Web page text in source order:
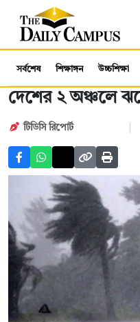
সর্বশেষ শিক্ষাঙ্গন উচ্চশিক্ষা
দেশের ২ অঞ্চলে
টিডিসি ‍রিপোর্ট